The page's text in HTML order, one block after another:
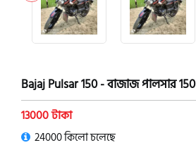
Bajaj Pulsar 150 - বাজাজ পালসার 150
13000 টাকা
24000 কিলো চলেছে